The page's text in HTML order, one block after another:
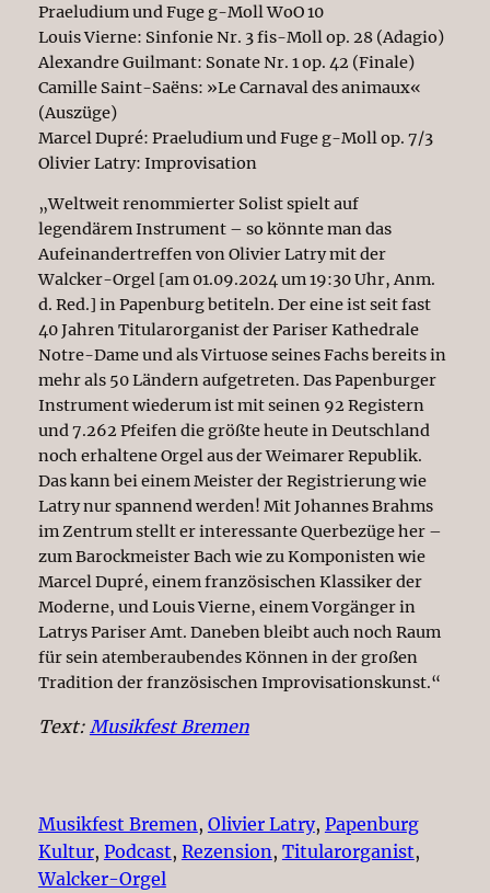
Praeludium und Fuge g-Moll WoO 10
Louis Vierne: Sinfonie Nr. 3 fis-Moll op. 28 (Adagio)
Alexandre Guilmant: Sonate Nr. 1 op. 42 (Finale)
Camille Saint-Saëns: »Le Carnaval des animaux«
(Auszüge)
Marcel Dupré: Praeludium und Fuge g-Moll op. 7/3
Olivier Latry: Improvisation
„Weltweit renommierter Solist spielt auf
legendärem Instrument – so könnte man das
Aufeinandertreffen von Olivier Latry mit der
Walcker-Orgel [am 01.09.2024 um 19:30 Uhr, Anm.
d. Red.] in Papenburg betiteln. Der eine ist seit fast
40 Jahren Titularorganist der Pariser Kathedrale
Notre-Dame und als Virtuose seines Fachs bereits in
mehr als 50 Ländern aufgetreten. Das Papenburger
Instrument wiederum ist mit seinen 92 Registern
und 7.262 Pfeifen die größte heute in Deutschland
noch erhaltene Orgel aus der Weimarer Republik.
Das kann bei einem Meister der Registrierung wie
Latry nur spannend werden! Mit Johannes Brahms
im Zentrum stellt er interessante Querbezüge her –
zum Barockmeister Bach wie zu Komponisten wie
Marcel Dupré, einem französischen Klassiker der
Moderne, und Louis Vierne, einem Vorgänger in
Latrys Pariser Amt. Daneben bleibt auch noch Raum
für sein atemberaubendes Können in der großen
Tradition der französischen Improvisationskunst.“
Text: Musikfest Bremen
Musikfest Bremen, Olivier Latry, Papenburg
Kultur, Podcast, Rezension, Titularorganist
Walcker-Orgel